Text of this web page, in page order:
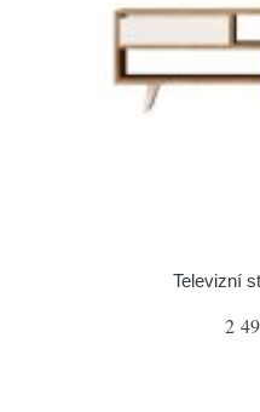
Televizní
2